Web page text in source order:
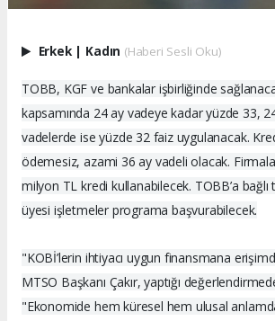
Erkek Kadın (Haberi Sesli Oku)
TOBB, KGF ve bankalar işbirliğinde
kapsamında 24 ay vadeye kadar yüzde 33,
vadelerde ise yüzde 32 faiz uygulanacak.
ödemesiz, azami 36 ay vadeli olacak.
milyon TL kredi kullanabilecek. TOBB’a
üyesi işletmeler programa başvurabilecek.
"KOBİ’lerin ihtiyacı uygun finansmana
MTSO Başkanı Çakır, yaptığı
"Ekonomide hem küresel hem ulusal